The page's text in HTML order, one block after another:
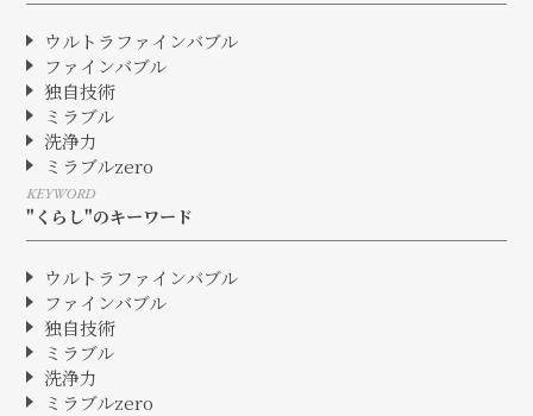
ウルトラファインバブル
ファインバブル
独自技術
ミラブル
洗浄力
ミラブルzero
KEYWORD
"くらし"のキーワード
ウルトラファインバブル
ファインバブル
独自技術
ミラブル
洗浄力
ミラブルzero